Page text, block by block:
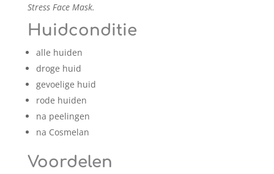
Stress Face Mask.
Huidconditie
alle huiden
droge huid
gevoelige huid
rode huiden
na peelingen
na Cosmelan
Voordelen